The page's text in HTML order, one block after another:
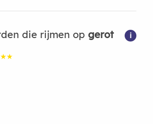
die rijmen op gerot i